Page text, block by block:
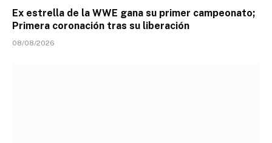
Ex estrella de la WWE gana su primer campeonato;
Primera coronación tras su liberación
08/08/2026